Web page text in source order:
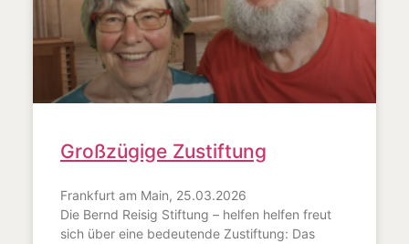
Großzügige Zustiftung
Frankfurt am Main, 25.03.2026
Die Bernd Reisig Stiftung – helfen helfen freut
sich über eine bedeutende Zustiftung: Das